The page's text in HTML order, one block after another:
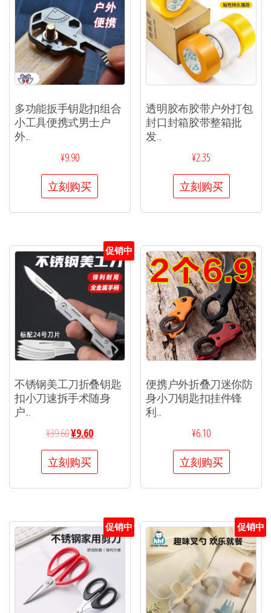
多功能扳手钥匙扣组合
小工具便携式男士户
外...
¥9.90
立刻购买
透明胶布胶带户外打包
封口封箱胶带整箱批
发...
¥2.35
立刻购买
促销中
不锈钢美工刀折叠钥匙
扣小刀速拆手术随身
户...
¥39.60¥9.60
立刻购买
便携户外折叠刀迷你防
身小刀钥匙扣挂件锋
利...
¥6.10
立刻购买
促销中 促销中